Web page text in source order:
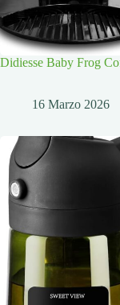
Didiesse Baby Frog
16 Marzo 2026